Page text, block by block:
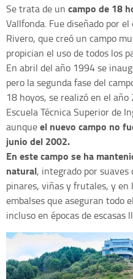
Se trata de un campo de 18
Vallfonda. Fue diseñado por
Rivero, que creó un campo
propician el uso de todos los
En abril del año 1994 se
pero la segunda fase del
18 hoyos, se realizó en el
Escuela Técnica Superior de
aunqueel nuevo campo no
junio del 2002.
En este campo se ha
natural, integrado por
pinares, viñas y frutales, y
embalses que aseguran todo
incluso en épocas de escasas